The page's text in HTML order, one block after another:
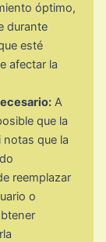
óptimo,
durante
esté
afectar la
A
que la
notas que la
reemplazar
o